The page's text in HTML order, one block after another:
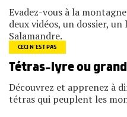
Evadez-vous à la
deux vidéos, un dossier,
Salamandre.
CECI N’EST PAS
Tétras-lyre ou
Découvrez et apprenez à
tétras qui peuplent les